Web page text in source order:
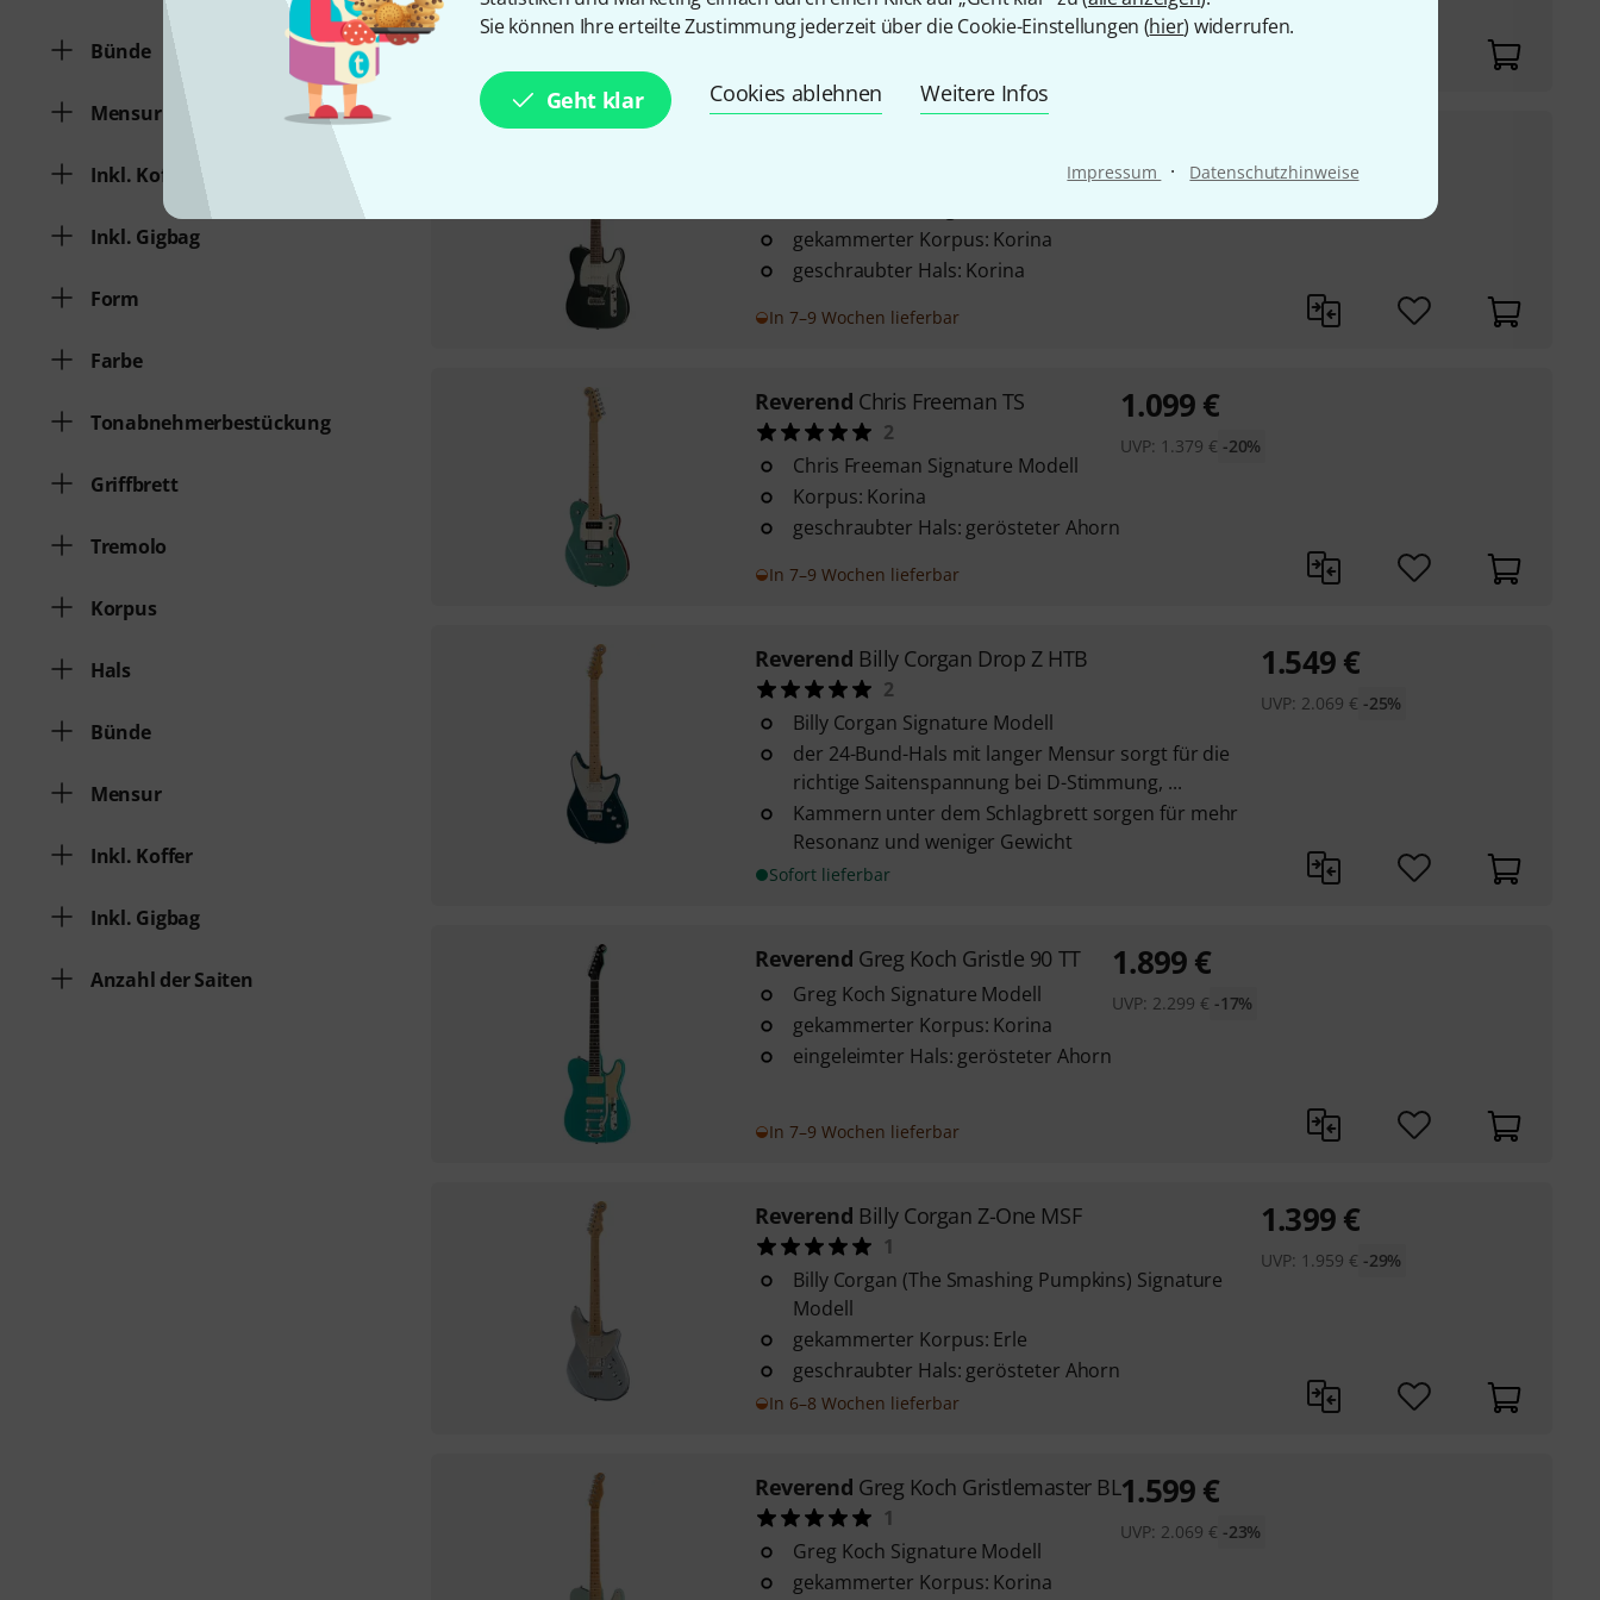
Sie können Ihre erteilte Zustimmung jederzeit über die Cookie-Einstellungen (hier) widerrufen.
Geht klar Cookies ablehnen Weitere Infos
Impressum · Datenschutzhinweise
Bünde
Mensur
Inkl. Koffer
Inkl. Gigbag
Form
Farbe
Tonabnehmerbestückung
Griffbrett
Tremolo
Korpus
Hals
Bünde
Mensur
Inkl. Koffer
Inkl. Gigbag
Anzahl der Saiten
eingeleimter Hals: gerösteter Ahorn
gekammerter Korpus: Korina
geschraubter Hals: Korina
In 7–9 Wochen lieferbar
UVP:1.624 € -23%
Reverend Chris Freeman TS
2
Chris Freeman Signature Modell
Korpus: Korina
geschraubter Hals: gerösteter Ahorn
In 7–9 Wochen lieferbar
1.099€
UVP: 1.379 € -20%
Reverend Billy Corgan Drop Z HTB
2
Billy Corgan Signature Modell
der 24-Bund-Hals mit langer Mensur sorgt für die
richtige Saitenspannung bei D-Stimmung, ...
Kammern unter dem Schlagbrett sorgen für mehr
Resonanz und weniger Gewicht
Sofort lieferbar
1.549€
UVP: 2.069 € -25%
Reverend Greg Koch Gristle 90 TT
Greg Koch Signature Modell
gekammerter Korpus: Korina
eingeleimter Hals: gerösteter Ahorn
In 7–9 Wochen lieferbar
1.899€
UVP: 2.299 € -17%
Reverend Billy Corgan Z-One MSF
1
Billy Corgan (The Smashing Pumpkins) Signature
Modell
gekammerter Korpus: Erle
geschraubter Hals: gerösteter Ahorn
In 6–8 Wochen lieferbar
1.399€
UVP: 1.959 € -29%
Reverend Greg Koch Gristlemaster BL
1
Greg Koch Signature Modell
gekammerter Korpus: Korina
1.599€
UVP: 2.069 € -23%